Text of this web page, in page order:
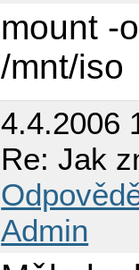
mount -
/mnt/iso
4.4.2006
Re: Jak
Admin